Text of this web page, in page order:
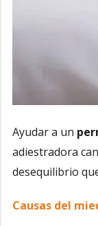
Ayudar a un
adiestradora
desequilibrio
Causas del